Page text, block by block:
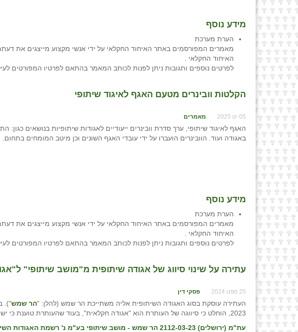
מידע נוסף
הערת מערכת
מאמרים המפורסמים באתר האיחוד החקלאי על ידי אנשי מקצוע מייצגים את
האיחוד החקלאי .
לפרטים נוספים ותגובות ניתן לפנות לכותב המאמר בהתאם לפרטיו המפורטים
הקלטות וובינרים מטעם האגף לאיגוד שיתופי
05 ינו 2025 מאמרים
האגף לאיגוד שיתופי, ערך סדרת וובינרים ייעודיים לאגודות שיתופיות בנושאים
באגודה ועוד. הוובינרים הועברו על ידי עובדי האגף השונים וכן מיטב המומחים בתחום.
מידע נוסף
הערת מערכת
מאמרים המפורסמים באתר האיחוד החקלאי על ידי אנשי מקצוע מייצגים את
האיחוד החקלאי .
לפרטים נוספים ותגובות ניתן לפנות לכותב המאמר בהתאם לפרטיו המפורטים
עתירה על שינוי סיווג של אגודה שיתופית מ"מושב שיתופי"
25 ספט 2024 פסקי דין
העתירה עוסקת בסוג האגודה השיתופית אליה משתייכת הר שמש (להלן: "הר שמש").
2023, הוחלט כי סיווגה של העותרת הוא "אגודה חקלאית", בעוד שהעותרת טוענת כי יש להשיב לה את סיווגה המקורי כ"מושב שיתופי".
עת"מ (ירושלים) 2112-03-23 הר שמש - מושב שיתופי בע"מ נ' רשמת האגודות השיתופיות, פס״ד מיום 26/04/24